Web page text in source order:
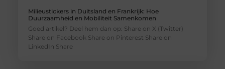
Milieustickers in Duitsland en Frankrijk: Hoe
Duurzaamheid en Mobiliteit Samenkomen
Goed artikel? Deel hem dan op: Share on X (Twitter)
Share on Facebook Share on Pinterest Share on
LinkedIn Share